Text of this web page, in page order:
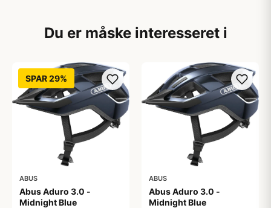
Du er måske interesseret i
SPAR 29%
ABUS
Abus Aduro 3.0 -
Midnight Blue
ABUS
Abus Aduro 3.0 -
Midnight Blue